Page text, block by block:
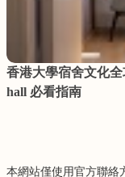
香港大學宿舍文化
hall 必看指南
本網站僅使用官方聯絡